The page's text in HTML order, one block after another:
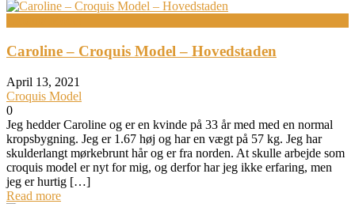
Caroline – Croquis Model – Hovedstaden
April 13, 2021
Croquis Model
0
Jeg hedder Caroline og er en kvinde på 33 år med med en normal
kropsbygning. Jeg er 1.67 høj og har en vægt på 57 kg. Jeg har
skulderlangt mørkebrunt hår og er fra norden. At skulle arbejde som
croquis model er nyt for mig, og derfor har jeg ikke erfaring, men
jeg er hurtig […]
Read more